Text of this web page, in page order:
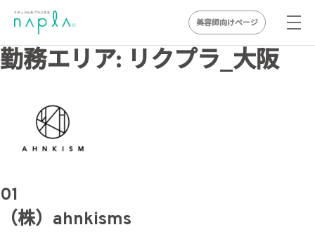
Skip
to
美容師向けページ
勤務エリア: リクプラ_大阪
01
（株）ahnkisms